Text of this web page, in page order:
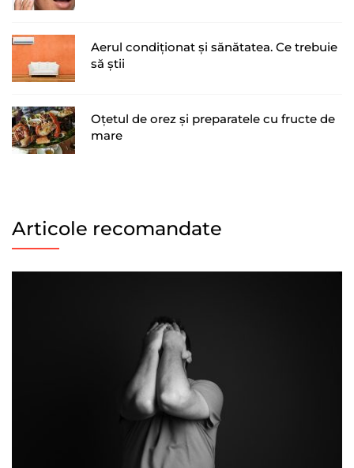
Aerul condiționat și sănătatea. Ce trebuie
să știi
Oțetul de orez și preparatele cu fructe de
mare
Articole recomandate